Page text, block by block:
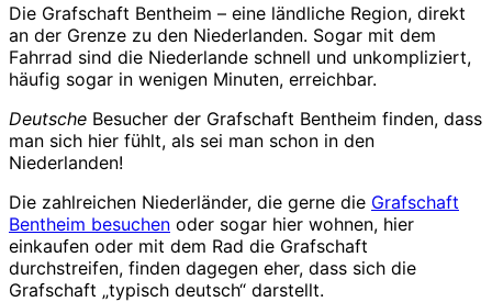
Die Grafschaft Bentheim – eine ländliche Region, direkt
an der Grenze zu den Niederlanden. Sogar mit dem
Fahrrad sind die Niederlande schnell und unkompliziert,
häufig sogar in wenigen Minuten, erreichbar.
Deutsche Besucher der Grafschaft Bentheim finden, dass
man sich hier fühlt, als sei man schon in den
Niederlanden!
Die zahlreichen Niederländer, die gerne die Grafschaft
Bentheim besuchen oder sogar hier wohnen, hier
einkaufen oder mit dem Rad die Grafschaft
durchstreifen, finden dagegen eher, dass sich die
Grafschaft „typisch deutsch“ darstellt.